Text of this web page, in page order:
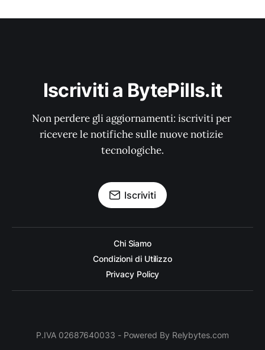
Iscriviti a BytePills.it
Non perdere gli aggiornamenti: iscriviti per
ricevere le notifiche sulle nuove notizie
tecnologiche.
Iscriviti
Chi Siamo
Condizioni di Utilizzo
Privacy Policy
P.IVA 02687640033 - Powered By Relybytes.com